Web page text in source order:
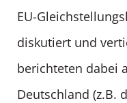
EU-
diskutiert und
berichteten dabei
Deutschland (z.B.